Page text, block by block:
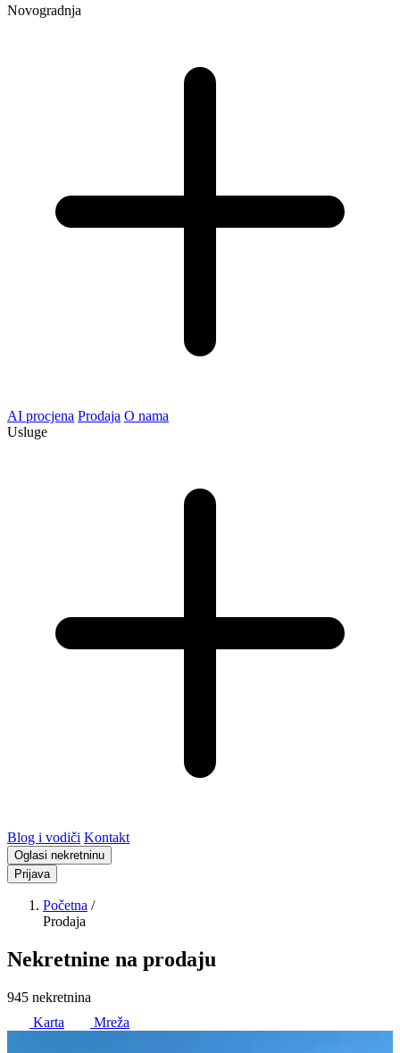
Novogradnja
AI procjena Prodaja O nama
Usluge
Blog i vodiči Kontakt
Oglasi nekretninu
Prijava
Početna /
Prodaja
Nekretnine na prodaju
945 nekretnina
Karta
Mreža